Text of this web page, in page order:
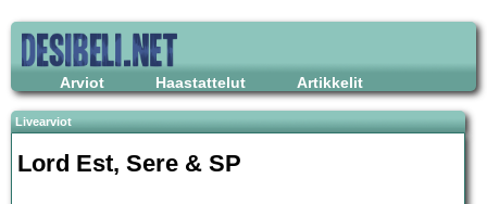
Arviot Haastattelut Artikkelit
Livearviot
Lord Est, Sere & SP